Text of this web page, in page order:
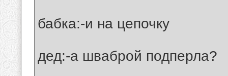
бабка:-и на цепочку
дед:-а шваброй подперла?